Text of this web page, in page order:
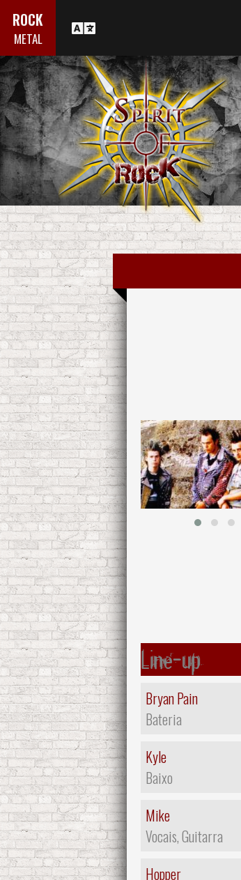
ROCK
METAL
Line-up
Bryan Pain
Bateria
Kyle
Baixo
Mike
Vocais, Guitarra
Hopper